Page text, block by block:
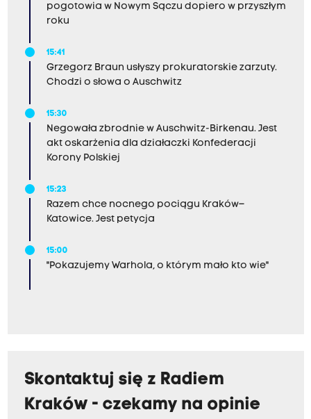
pogotowia w Nowym Sączu dopiero w przyszłym
roku
15:41
Grzegorz Braun usłyszy prokuratorskie zarzuty.
Chodzi o słowa o Auschwitz
15:30
Negowała zbrodnie w Auschwitz-Birkenau. Jest
akt oskarżenia dla działaczki Konfederacji
Korony Polskiej
15:23
Razem chce nocnego pociągu Kraków–
Katowice. Jest petycja
15:00
"Pokazujemy Warhola, o którym mało kto wie"
Skontaktuj się z Radiem
Kraków - czekamy na opinie